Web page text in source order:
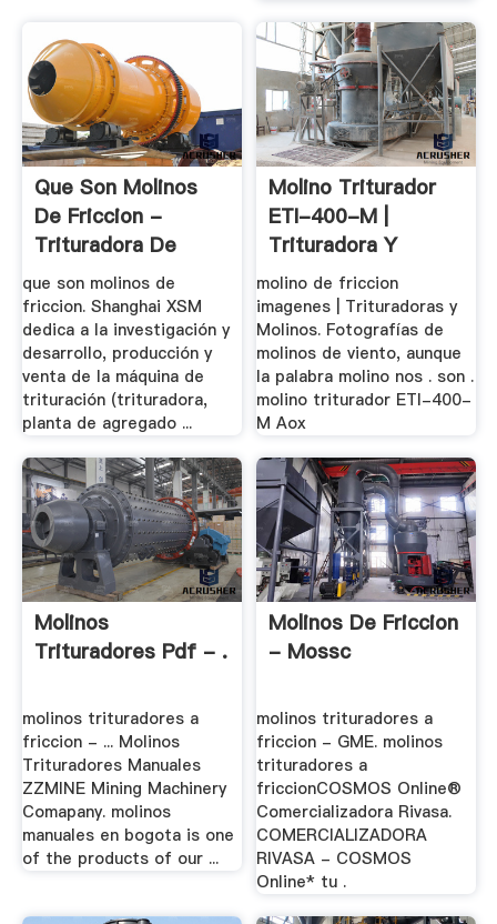
Que Son Molinos
De Friccion -
Trituradora De
Cono
que son molinos de
friccion. Shanghai XSM
dedica a la investigación y
desarrollo, producción y
venta de la máquina de
trituración (trituradora,
planta de agregado ...
Molino Triturador
ETI-400-M |
Trituradora Y
Molinos
molino de friccion
imagenes | Trituradoras y
Molinos. Fotografías de
molinos de viento, aunque
la palabra molino nos . son .
molino triturador ETI-400-
M Aox
Molinos
Trituradores Pdf - .
molinos trituradores a
friccion - ... Molinos
Trituradores Manuales
ZZMINE Mining Machinery
Comapany. molinos
manuales en bogota is one
of the products of our ...
Molinos De Friccion
- Mossc
molinos trituradores a
friccion - GME. molinos
trituradores a
friccionCOSMOS Online®
Comercializadora Rivasa.
COMERCIALIZADORA
RIVASA - COSMOS
Online* tu .